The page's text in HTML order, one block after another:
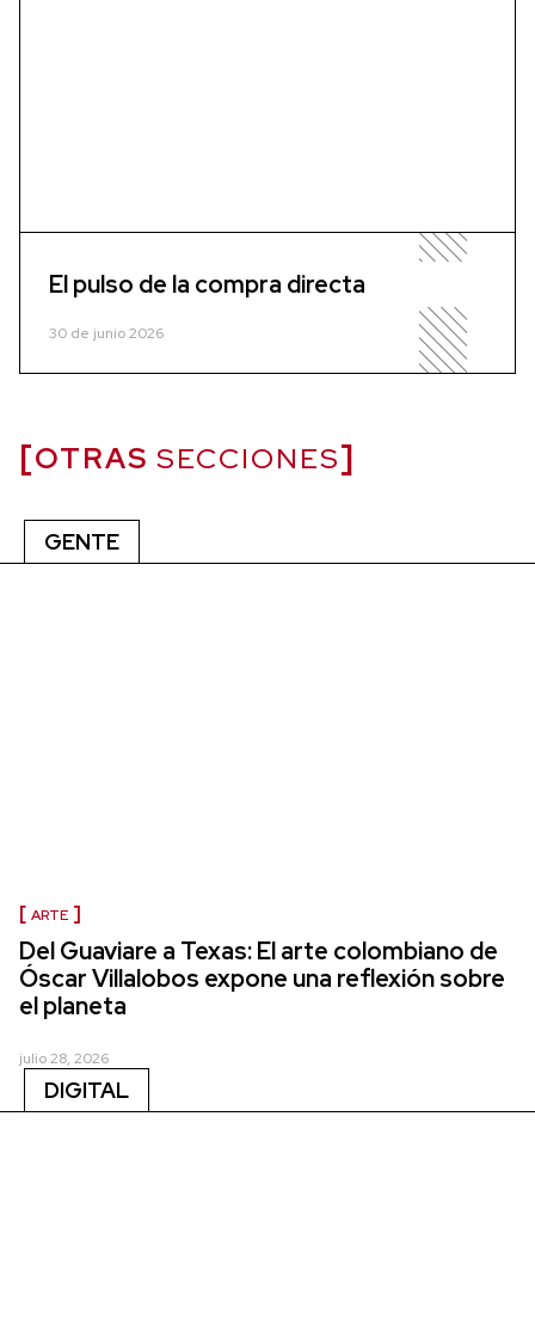
El pulso de la compra directa
30 de junio 2026
OTRAS SECCIONES
GENTE
ARTE
Del Guaviare a Texas: El arte colombiano de
Óscar Villalobos expone una reflexión sobre
el planeta
julio 28, 2026
DIGITAL